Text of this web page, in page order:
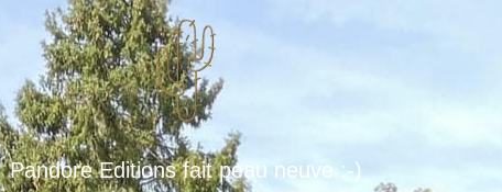
Pandore Editions fait peau neuve :-)